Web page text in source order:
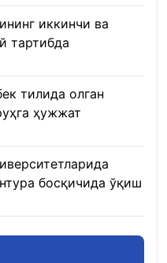
иккинчи ва
тартибда
тилида олган
ҳужжат
босқичида ўқиш